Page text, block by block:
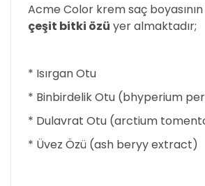
Acme Color krem saç
çeşit bitki özü yer almaktadır;
* Isırgan Otu
* Binbirdelik Otu (bhyperium
* Dulavrat Otu (arctium
* Üvez Özü (ash beryy extract)